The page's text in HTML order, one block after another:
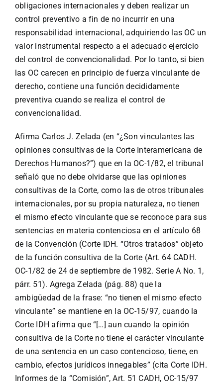
obligaciones internacionales y deben realizar un
control preventivo a fin de no incurrir en una
responsabilidad internacional, adquiriendo las OC un
valor instrumental respecto a el adecuado ejercicio
del control de convencionalidad. Por lo tanto, si bien
las OC carecen en principio de fuerza vinculante de
derecho, contiene una función decididamente
preventiva cuando se realiza el control de
convencionalidad.
Afirma Carlos J. Zelada (en “¿Son vinculantes las
opiniones consultivas de la Corte Interamericana de
Derechos Humanos?”) que en la OC-1/82, el tribunal
señaló que no debe olvidarse que las opiniones
consultivas de la Corte, como las de otros tribunales
internacionales, por su propia naturaleza, no tienen
el mismo efecto vinculante que se reconoce para sus
sentencias en materia contenciosa en el artículo 68
de la Convención (Corte IDH. “Otros tratados” objeto
de la función consultiva de la Corte (Art. 64 CADH.
OC-1/82 de 24 de septiembre de 1982. Serie A No. 1,
párr. 51). Agrega Zelada (pág. 88) que la
ambigüedad de la frase: “no tienen el mismo efecto
vinculante” se mantiene en la OC-15/97, cuando la
Corte IDH afirma que “[…] aun cuando la opinión
consultiva de la Corte no tiene el carácter vinculante
de una sentencia en un caso contencioso, tiene, en
cambio, efectos jurídicos innegables” (cita Corte IDH.
Informes de la “Comisión”, Art. 51 CADH, OC-15/97